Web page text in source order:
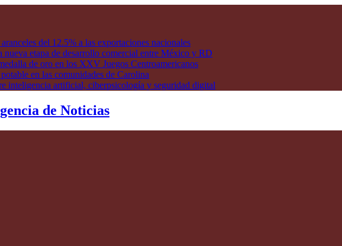
del 12.5% a las exportaciones nacionales
etapa de desarrollo comercial entre México y RD
de oro en los XXV Juegos Centroamericanos
en las comunidades de Carolina
inteligencia artificial, ciberpsicología y seguridad digital
de Noticias